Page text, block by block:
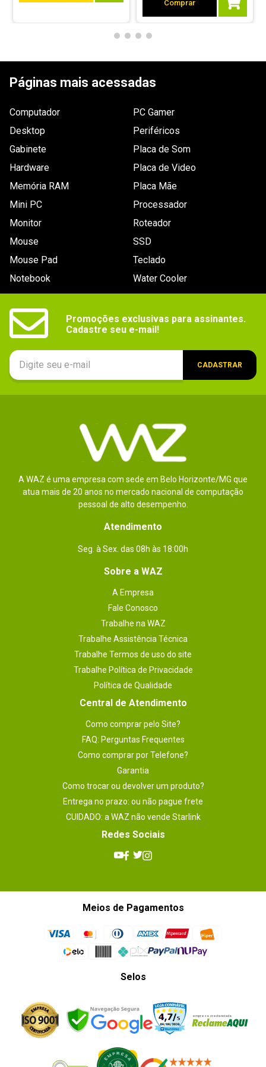
Máx. potência de entrada: 1,75 W
Máx. corrente de entrada: 0,35 A
MTTF> 150.000 h
Comprar
Páginas mais acessadas
Computador
Desktop
Gabinete
Hardware
Memória RAM
Mini PC
Monitor
Mouse
Mouse Pad
Notebook
PC Gamer
Periféricos
Placa de Som
Placa de Video
Placa Mãe
Processador
Roteador
SSD
Teclado
Water Cooler
Promoções exclusivas para assinantes.
Cadastre seu e-mail!
CADASTRAR
A WAZ é uma empresa com sede em Belo Horizonte/MG que
atua mais de 20 anos no mercado nacional de computação
pessoal de alto desempenho.
Atendimento
Seg. à Sex. das 08h às 18:00h
Sobre a WAZ
A Empresa
Fale Conosco
Trabalhe na WAZ
Trabalhe Assistência Técnica
Trabalhe Termos de uso do site
Trabalhe Política de Privacidade
Política de Qualidade
Central de Atendimento
Como comprar pelo Site?
FAQ: Perguntas Frequentes
Como comprar por Telefone?
Garantia
Como trocar ou devolver um produto?
Entrega no prazo: ou não pague frete
CUIDADO: a WAZ não vende Starlink
Redes Sociais
Meios de Pagamentos
Selos